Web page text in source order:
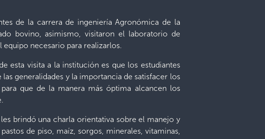
de la carrera de ingeniería Agronómica de la
bovino, asimismo, visitaron el laboratorio de
necesario para realizarlos.
esta visita a la institución es que los estudiantes
generalidades y la importancia de satisfacer los
que de la manera más óptima alcancen los
brindó una charla orientativa sobre el manejo y
de piso, maíz, sorgos, minerales, vitaminas,